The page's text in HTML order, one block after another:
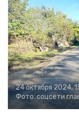
24 октября 2024,
Фото:соцсети